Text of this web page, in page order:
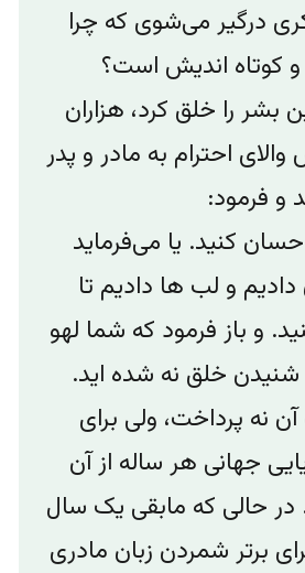
درگیر می‌شوی که چرا
کوتاه اندیش است؟
را خلق کرد، هزاران
احترام به مادر و پدر
و فرمود:
کنید. یا می‌فرماید
و لب ها دادیم تا
و باز فرمود که شما لهو
خلق نه شده اید.
نه پرداخت، ولی برای
جهانی هر ساله از آن
در حالی که مابقی یک سال
برتر شمردن زبان مادری